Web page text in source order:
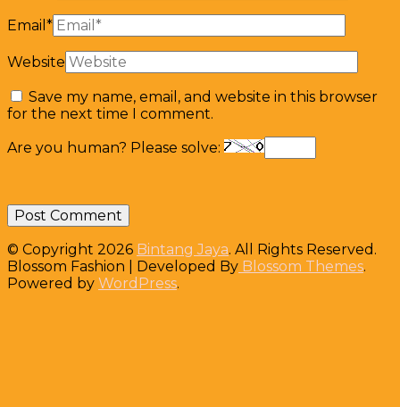
Email *
Website
Save my name, email, and website in this browser
for the next time I comment.
Are you human? Please solve:
© Copyright 2026 Bintang Jaya. All Rights Reserved.
Blossom Fashion | Developed By Blossom Themes.
Powered by WordPress.